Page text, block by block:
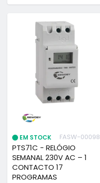
EM STOCK FASW-00098
PTS71C - RELÓGIO
SEMANAL 230V AC – 1
CONTACTO 17
PROGRAMAS